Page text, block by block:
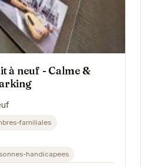
à neuf - Calme &
familiales
handicapees